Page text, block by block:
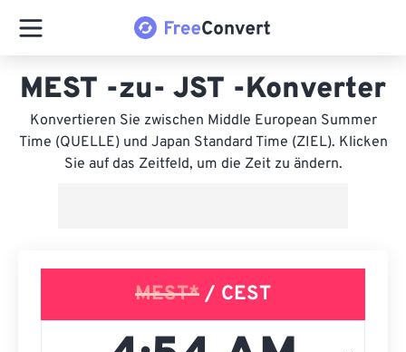
MEST -zu- JST -Konverter
Konvertieren Sie zwischen Middle European Summer
Time (QUELLE) und Japan Standard Time (ZIEL). Klicken
Sie auf das Zeitfeld, um die Zeit zu ändern.
MEST* / CEST